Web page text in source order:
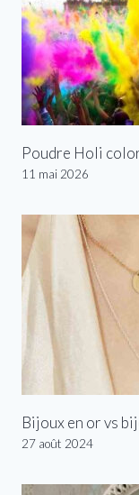
Poudre Holi
11 mai 2026
Bijoux en or vs
27 août 2024